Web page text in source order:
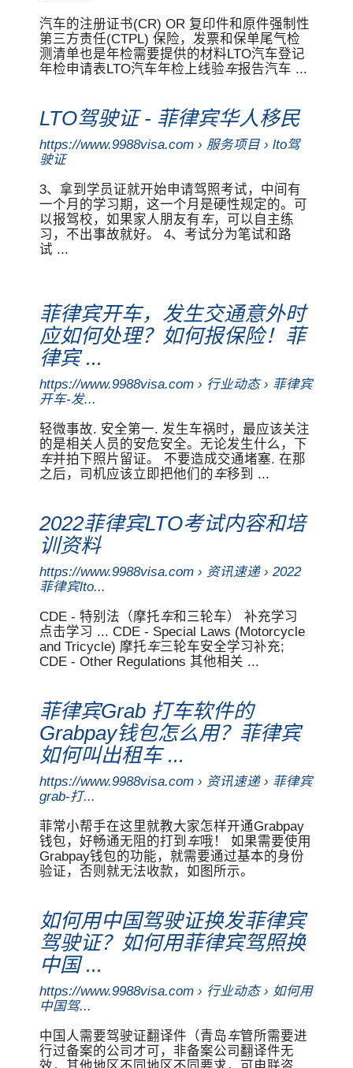
汽车的注册证书(CR) OR 复印件和原件强制性
第三方责任(CTPL) 保险，发票和保单尾气检
测清单也是年检需要提供的材料LTO汽车登记
年检申请表LTO汽车年检上线验车报告汽车 ...
LTO驾驶证 - 菲律宾华人移民
https://www.9988visa.com › 服务项目 › lto驾
驶证
3、拿到学员证就开始申请驾照考试，中间有
一个月的学习期，这一个月是硬性规定的。可
以报驾校，如果家人朋友有车，可以自主练
习，不出事故就好。 4、考试分为笔试和路
试 ...
菲律宾开车，发生交通意外时
应如何处理？如何报保险！菲
律宾 ...
https://www.9988visa.com › 行业动态 › 菲律宾
开车-发...
轻微事故. 安全第一. 发生车祸时，最应该关注
的是相关人员的安危安全。无论发生什么，下
车并拍下照片留证。 不要造成交通堵塞. 在那
之后，司机应该立即把他们的车移到 ...
2022菲律宾LTO考试内容和培
训资料
https://www.9988visa.com › 资讯速递 › 2022
菲律宾lto...
CDE - 特别法（摩托车和三轮车） 补充学习
点击学习 ... CDE - Special Laws (Motorcycle
and Tricycle) 摩托车三轮车安全学习补充;
CDE - Other Regulations 其他相关 ...
菲律宾Grab 打车软件的
Grabpay钱包怎么用？菲律宾
如何叫出租车 ...
https://www.9988visa.com › 资讯速递 › 菲律宾
grab-打...
菲常小帮手在这里就教大家怎样开通Grabpay
钱包，好畅通无阻的打到 车哦！ 如果需要使用
Grabpay钱包的功能，就需要通过基本的身份
验证，否则就无法收款，如图所示。
如何用中国驾驶证换发菲律宾
驾驶证？如何用菲律宾驾照换
中国 ...
https://www.9988visa.com › 行业动态 › 如何用
中国驾...
中国人需要驾驶证翻译件（青岛车管所需要进
行过备案的公司才可，非备案公司翻译件无